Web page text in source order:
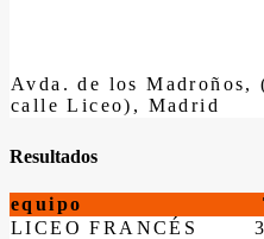
Avda. de los Madroños,
calle Liceo), Madrid
Resultados
equipo
LICEO FRANCÉS